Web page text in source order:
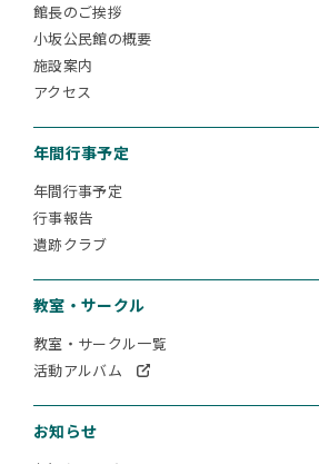
館長のご挨拶
小坂公民館の概要
施設案内
アクセス
年間行事予定
年間行事予定
行事報告
遺跡クラブ
教室・サークル
教室・サークル一覧
活動アルバム
お知らせ